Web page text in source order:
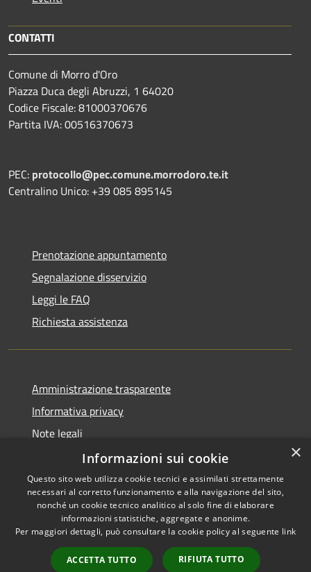
CONTATTI
Comune di Morro d'Oro
Piazza Duca degli Abruzzi, 1 64020
Codice Fiscale: 81000370676
Partita IVA: 00516370673
PEC: protocollo@pec.comune.morrodoro.te.it
Centralino Unico: +39 085 895145
Prenotazione appuntamento
Segnalazione disservizio
Leggi le FAQ
Richiesta assistenza
Amministrazione trasparente
Informativa privacy
Note legali
Dichiarazione di accessibilità
RSS
Accessibilità
Copyright © 2026 • Comune di
Municipium•
Accesso
×
Informazioni sui cookie
Questo sito web utilizza cookie tecnici e assimilati strettamente
necessari al corretto funzionamento e alla navigazione del sito,
nonché un cookie tecnico analitico al solo fine di elaborare
informazioni statistiche, aggregate e anonime.
Per maggiori dettagli, può consultare la cookie policy al seguente link
ACCETTA TUTTO RIFIUTA TUTTO